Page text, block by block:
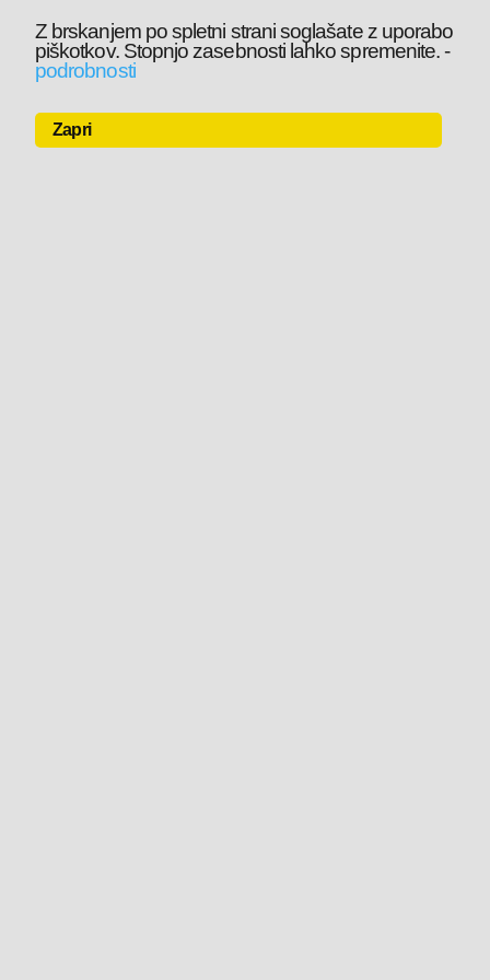
Z brskanjem po spletni strani soglašate z uporabo
piškotkov. Stopnjo zasebnosti lahko spremenite.-
podrobnosti
Zapri